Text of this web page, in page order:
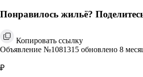
Понравилось жильё?
Копировать ссылку
Объявление №1081315 обновлено 8
₽